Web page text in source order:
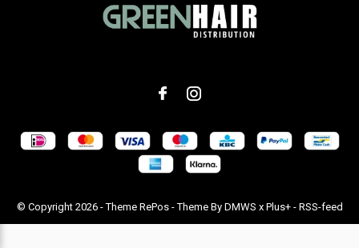
© Copyright 2026- Theme RePos - Theme By DMWS x Plus+- RSS-feed